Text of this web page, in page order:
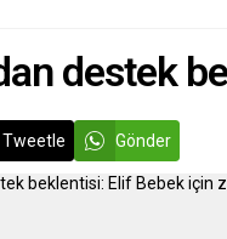
destek
Tweetle Gönder